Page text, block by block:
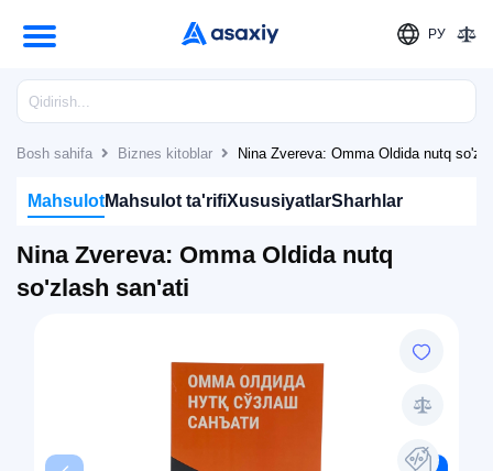
РУ
Bosh sahifa Biznes kitoblar Nina Zvereva: Omma Oldida nutq
MahsulotMahsulot ta'rifiXususiyatlarSharhlar
Nina Zvereva: Omma Oldida nutq
so'zlash san'ati